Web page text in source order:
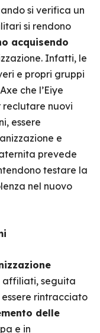
si verifica un
si rendono
acquisendo
Infatti, le
e propri gruppi
che l’Eiye
nuovi
essere
e
prevede
testare la
nel nuovo
affiliati, seguita
rintracciato
delle
e in